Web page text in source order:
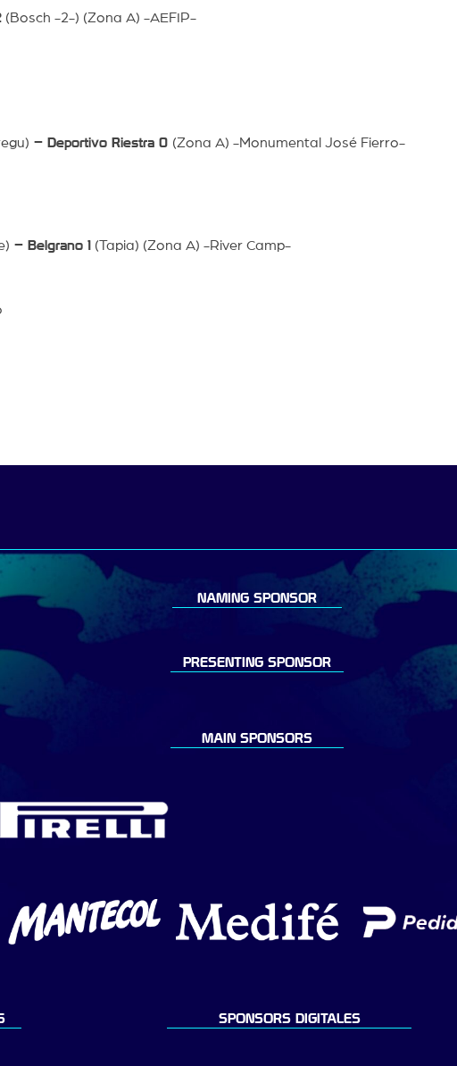
(Bosch -2-) (Zona A) -AEFIP-
– Deportivo Riestra 0 (Zona A) -Monumental José Fierro-
– Belgrano 1 (Tapia) (Zona A) -River Camp-
NAMING SPONSOR
PRESENTING SPONSOR
MAIN SPONSORS
SPONSORS DIGITALES